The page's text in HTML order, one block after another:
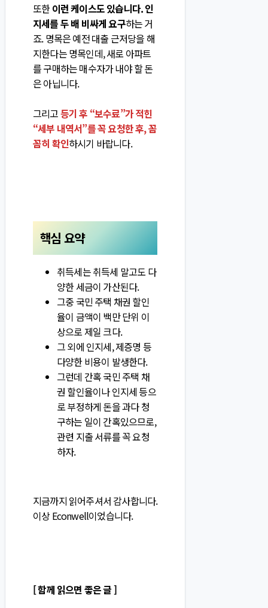
또한이런 케이스도 있습니다. 인
지세를 두 배 비싸게 요구하는 거
죠. 명목은 예전 대출 근저당을 해
지한다는 명목인데, 새로 아파트
를 구매하는 매수자가 내야 할 돈
은 아닙니다.
그리고등기 후 “보수료”가 적힌
“세부 내역서”를 꼭 요청한 후, 꼼
꼼히 확인하시기 바랍니다.
핵심 요약
취득세는 취득세 말고도 다
양한 세금이 가산된다.
그중 국민 주택 채권 할인
율이 금액이 백만 단위 이
상으로 제일 크다.
그 외에 인지세, 제증명 등
다양한 비용이 발생한다.
그런데 간혹 국민 주택 채
권 할인율이나 인지세 등으
로 부정하게 돈을 과다 청
구하는 일이 간혹있으므로,
관련 지출 서류를 꼭 요청
하자.
지금까지 읽어주셔서 감사합니다.
이상 Econwell이었습니다.
[ 함께 읽으면 좋은 글 ]